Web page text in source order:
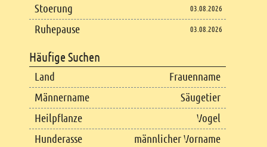
Stoerung 03.08.2026
Ruhepause 03.08.2026
Häufige Suchen
Land
Frauenname
Männername
Säugetier
Heilpflanze
Vogel
Hunderasse
männlicher Vorname